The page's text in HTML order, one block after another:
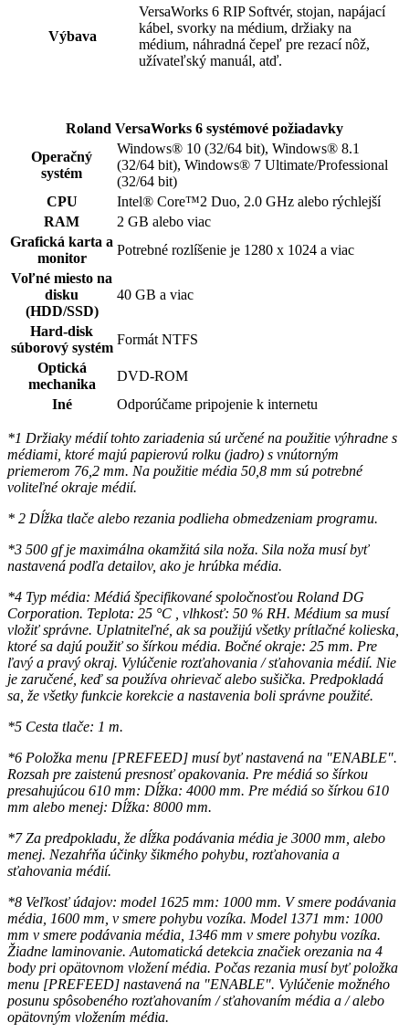
Výbava
VersaWorks 6 RIP Softvér, stojan, napájací
kábel, svorky na médium, držiaky na
médium, náhradná čepeľ pre rezací nôž,
užívateľský manuál, atď.
Roland VersaWorks 6 systémové požiadavky
Operačný
systém
Windows® 10 (32/64 bit), Windows® 8.1
(32/64 bit), Windows® 7 Ultimate/Professional
(32/64 bit)
CPU
Intel® Core™2 Duo, 2.0 GHz alebo rýchlejší
RAM
2 GB alebo viac
Grafická karta a
monitor
Potrebné rozlíšenie je 1280 x 1024 a viac
Voľné miesto na
disku
(HDD/SSD)
40 GB a viac
Hard-disk
súborový systém
Formát NTFS
Optická
mechanika
DVD-ROM
Iné
Odporúčame pripojenie k internetu
*1 Držiaky médií tohto zariadenia sú určené na použitie výhradne s
médiami, ktoré majú papierovú rolku (jadro) s vnútorným
priemerom 76,2 mm. Na použitie média 50,8 mm sú potrebné
voliteľné okraje médií.
* 2 Dĺžka tlače alebo rezania podlieha obmedzeniam programu.
*3 500 gf je maximálna okamžitá sila noža. Sila noža musí byť
nastavená podľa detailov, ako je hrúbka média.
*4 Typ média: Médiá špecifikované spoločnosťou Roland DG
Corporation. Teplota: 25 °C , vlhkosť: 50 % RH. Médium sa musí
vložiť správne. Uplatniteľné, ak sa použijú všetky prítlačné kolieska,
ktoré sa dajú použiť so šírkou média. Bočné okraje: 25 mm. Pre
ľavý a pravý okraj. Vylúčenie rozťahovania / sťahovania médií. Nie
je zaručené, keď sa používa ohrievač alebo sušička. Predpokladá
sa, že všetky funkcie korekcie a nastavenia boli správne použité.
*5 Cesta tlače: 1 m.
*6 Položka menu [PREFEED] musí byť nastavená na "ENABLE".
Rozsah pre zaistenú presnosť opakovania. Pre médiá so šírkou
presahujúcou 610 mm: Dĺžka: 4000 mm. Pre médiá so šírkou 610
mm alebo menej: Dĺžka: 8000 mm.
*7 Za predpokladu, že dĺžka podávania média je 3000 mm, alebo
menej. Nezahŕňa účinky šikmého pohybu, rozťahovania a
sťahovania médií.
*8 Veľkosť údajov: model 1625 mm: 1000 mm. V smere podávania
média, 1600 mm, v smere pohybu vozíka. Model 1371 mm: 1000
mm v smere podávania média, 1346 mm v smere pohybu vozíka.
Žiadne laminovanie. Automatická detekcia značiek orezania na 4
body pri opätovnom vložení média. Počas rezania musí byť položka
menu [PREFEED] nastavená na "ENABLE". Vylúčenie možného
posunu spôsobeného rozťahovaním / sťahovaním média a / alebo
opätovným vložením média.